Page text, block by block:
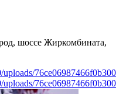
шоссе Жиркомбината,